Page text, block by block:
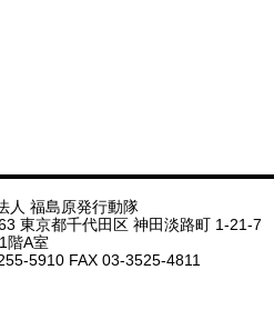
人 福島原発行動隊
東京都千代田区 神田淡路町 1-21-7
階A室
5910 FAX 03-3525-4811